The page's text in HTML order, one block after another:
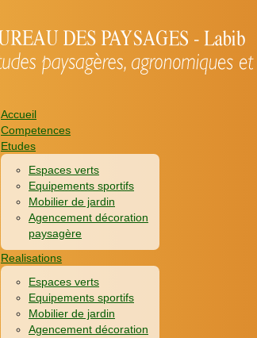
Accueil
Competences
Etudes
Espaces verts
Equipements sportifs
Mobilier de jardin
Agencement décoration
paysagère
Realisations
Espaces verts
Equipements sportifs
Mobilier de jardin
Agencement décoration